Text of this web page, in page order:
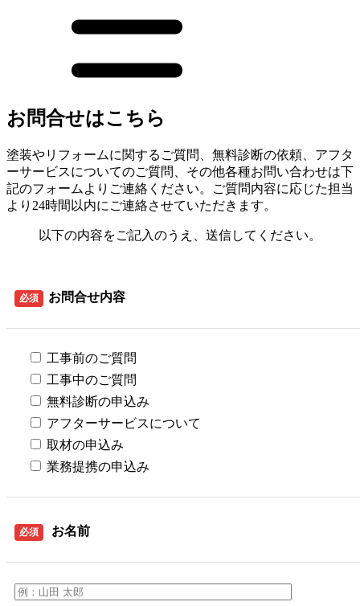
お問合せはこちら
塗装やリフォームに関するご質問、無料診断の依頼、アフタ
ーサービスについてのご質問、その他各種お問い合わせは下
記のフォームよりご連絡ください。ご質問内容に応じた担当
より24時間以内にご連絡させていただきます。
以下の内容をご記入のうえ、送信してください。
必須 お問合せ内容
工事前のご質問
工事中のご質問
無料診断の申込み
アフターサービスについて
取材の申込み
業務提携の申込み
必須 お名前